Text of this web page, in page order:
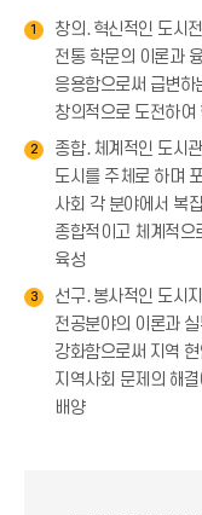
1
창의․혁신적인 도시
전통 학문의 이론과
응용함으로써 급변하
창의적으로 도전하
2
종합․체계적인 도시
도시를 주체로 하며
사회 각 분야에서 복
종합적이고 체계적으
육성
3
선구․봉사적인 도시
전공분야의 이론과
강화함으로써 지역
지역사회 문제의 해
배양